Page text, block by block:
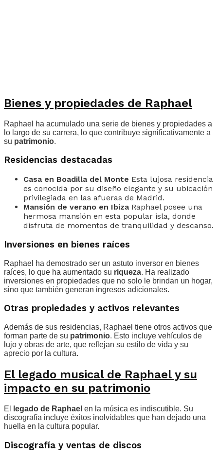
Bienes y propiedades de Raphael
Raphael ha acumulado una serie de bienes y propiedades a
lo largo de su carrera, lo que contribuye significativamente a
su patrimonio.
Residencias destacadas
Casa en Boadilla del Monte Esta lujosa residencia
es conocida por su diseño elegante y su ubicación
privilegiada en las afueras de Madrid.
Mansión de verano en IbizaRaphael posee una
hermosa mansión en esta popular isla, donde
disfruta de momentos de tranquilidad y descanso.
Inversiones en bienes raíces
Raphael ha demostrado ser un astuto inversor en bienes
raíces, lo que ha aumentado su riqueza. Ha realizado
inversiones en propiedades que no solo le brindan un hogar,
sino que también generan ingresos adicionales.
Otras propiedades y activos relevantes
Además de sus residencias, Raphael tiene otros activos que
forman parte de su patrimonio. Esto incluye vehículos de
lujo y obras de arte, que reflejan su estilo de vida y su
aprecio por la cultura.
El legado musical de Raphael y su
impacto en su patrimonio
El legado de Raphael en la música es indiscutible. Su
discografía incluye éxitos inolvidables que han dejado una
huella en la cultura popular.
Discografía y ventas de discos